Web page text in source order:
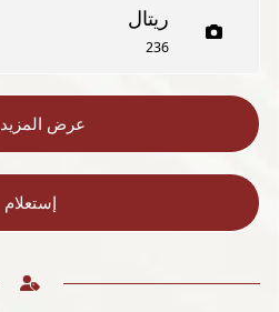
ريتال
236
عرض المزيد
إستعلام